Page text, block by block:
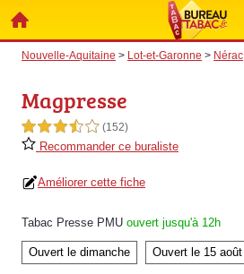
Nouvelle-Aquitaine > Lot-et-Garonne > Nérac
Magpresse
3,5 étoiles sur 5 (152)
Recommander ce buraliste
Améliorer cette fiche
Tabac Presse PMU ouvert jusqu'à 12h
Ouvert le dimanche Ouvert le 15 août